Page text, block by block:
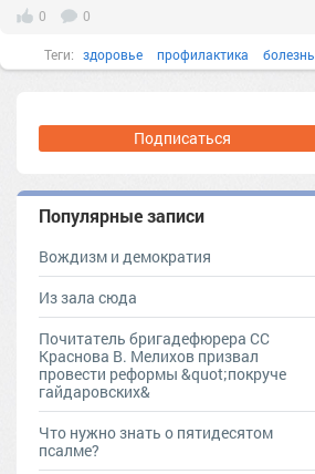
0 0
Теги: здоровье профилактика болезнь
Подписаться
Популярные записи
Вождизм и демократия
Из зала сюда
Почитатель бригадефюрера СС
Краснова В. Мелихов призвал
провести реформы &quot;покруче
гайдаровских&
Что нужно знать о пятидесятом
псалме?